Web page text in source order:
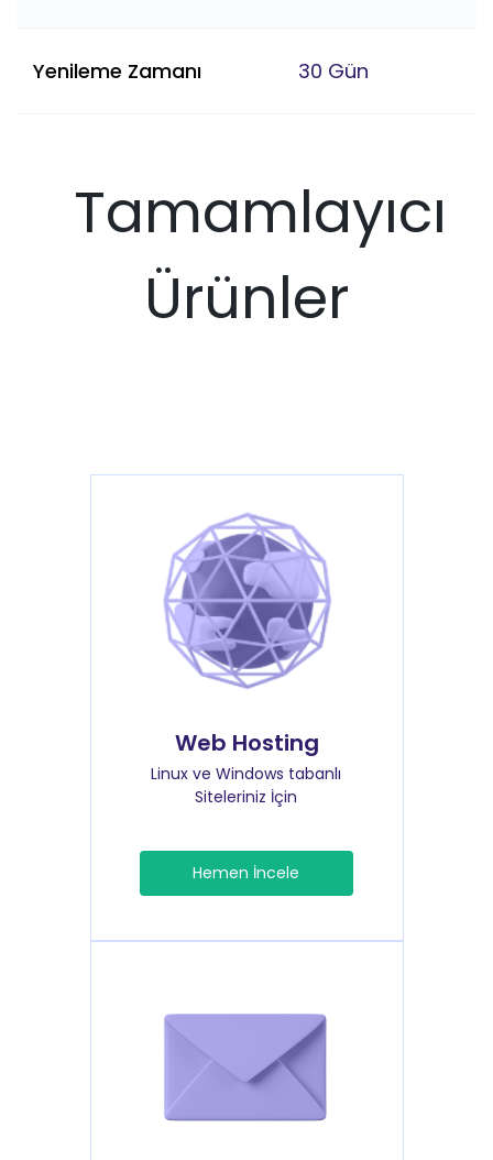
Yenileme Zamanı 30 Gün
Tamamlayıcı
Ürünler
Web Hosting
Linux ve Windows tabanlı
Siteleriniz İçin
Hemen İncele